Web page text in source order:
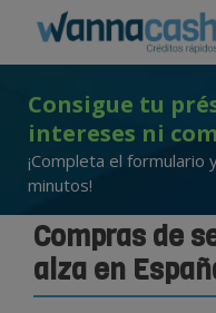
Consigue tu
intereses ni
¡Completa el formulario
minutos!
Compras de
alza en